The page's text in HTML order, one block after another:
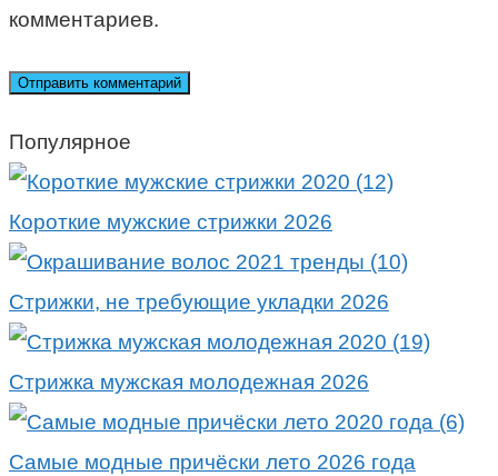
комментариев.
Популярное
Короткие мужские стрижки 2026
Стрижки, не требующие укладки 2026
Стрижка мужская молодежная 2026
Самые модные причёски лето 2026 года